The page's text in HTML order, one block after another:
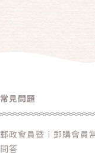
常見問題
郵政會員暨ｉ郵購會員
問答